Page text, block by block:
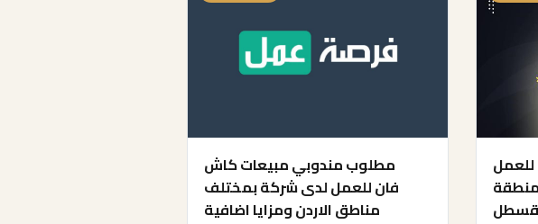
مطلوب مندوبي مبيعات كاش
فان للعمل لدى شركة بمختلف
مناطق الاردن ومزايا اضافية